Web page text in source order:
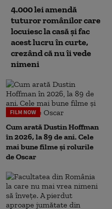
4.000 lei amendă
tuturor românilor care
locuiesc la casă și fac
acest lucru în curte,
crezând că nu îi vede
nimeni
FILM NOW
Cum arată Dustin Hoffman
în 2026, la 89 de ani. Cele
mai bune filme și rolurile
de Oscar